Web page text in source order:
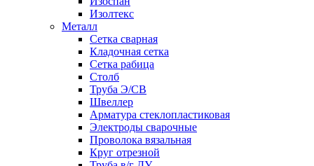
Изолтекс
Металл
Сетка сварная
Кладочная сетка
Сетка рабица
Столб
Труба Э/СВ
Швеллер
Арматура стеклопластиковая
Электроды сварочные
Проволока вязальная
Круг отрезной